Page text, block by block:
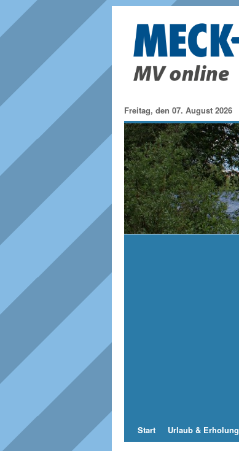
Freitag, den 07. August 2026
Start Urlaub & Erholung